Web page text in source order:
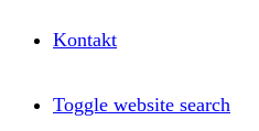
Kontakt
Toggle website search